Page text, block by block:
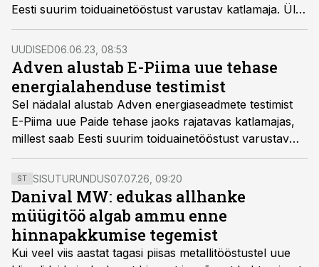
Eesti suurim toiduainetööstust varustav katlamaja. Üle
10 miljoni eurone investeering võimaldab juustu ja
vadakupulbri valmistamiseks toota auru 45 tonni
tunnis.
UUDISED06.06.23, 08:53
Adven alustab E-Piima uue tehase
energialahenduse testimist
Sel nädalal alustab Adven energiaseadmete testimist
E-Piima uue Paide tehase jaoks rajatavas katlamajas,
millest saab Eesti suurim toiduainetööstust varustav
energialahendus. Praegu katsetatakse gaasi- ja
õlikatelde tööd, tehast varustav 35 MW võimsusega
energiakeskus valmib lõplikult sügisel biokatelde
käivitudes.
ST SISUTURUNDUS07.07.26, 09:20
Danival MW: edukas allhanke
müügitöö algab ammu enne
hinnapakkumise tegemist
Kui veel viis aastat tagasi piisas metallitööstustel uue